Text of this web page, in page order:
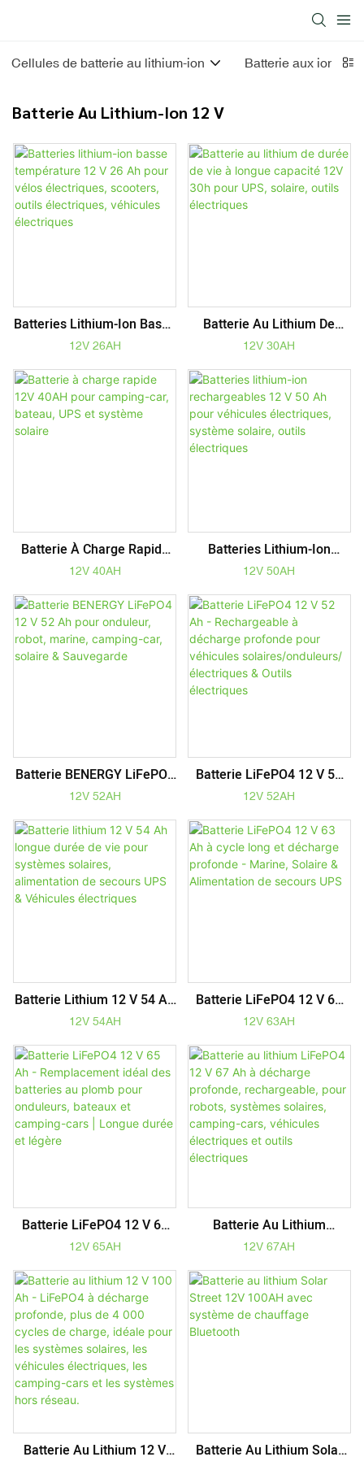
Cellules de batterie au lithium-ion Batterie aux ions
Batterie Au Lithium-Ion 12 V
Batteries Lithium-Ion Basse
Température 12 V 26 Ah
Scooters, Outils Électriques,
Véhicules Électriques
12V 26AH
Batterie Au Lithium De
Durée De Vie À Longue
UPS, Solaire, Outils
Électriques
12V 30AH
Batterie À Charge Rapide
12V 40AH Pour Camping-
Système Solaire
12V 40AH
Batteries Lithium-Ion
Rechargeables 12 V 50 Ah
Système Solaire, Outils
Électriques
12V 50AH
Batterie BENERGY LiFePO4
12 V 52 Ah Pour Onduleur,
Car, Solaire & Sauvegarde
12V 52AH
Batterie LiFePO4 12 V 52
Ah - Rechargeable À
Véhicules
Solaires/onduleurs/
Électriques & Outils
Électriques
12V 52AH
Batterie Lithium 12 V 54 Ah
Longue Durée De Vie Pour
Alimentation De Secours
UPS & Véhicules
Électriques
12V 54AH
Batterie LiFePO4 12 V 63
Ah À Cycle Long Et
Marine, Solaire &
Alimentation De Secours
UPS
12V 63AH
Batterie LiFePO4 12 V 65
Ah - Remplacement Idéal
Pour Onduleurs, Bateaux Et
Camping-Cars | Longue
Durée Et Légère
12V 65AH
Batterie Au Lithium
LiFePO4 12 V 67 Ah À
Rechargeable, Pour Robots,
Systèmes Solaires,
Camping-Cars, Véhicules
Électriques Et Outils
12V 67AH
Batterie Au Lithium 12 V
Batterie Au Lithium Solar